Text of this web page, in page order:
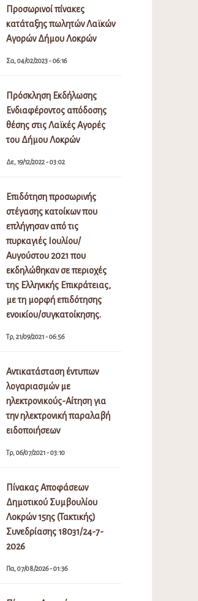
Προσωρινοί πίνακες
κατάταξης πωλητών Λαϊκών
Αγορών Δήμου Λοκρών
Σα, 04/02/2023 - 06:16
Πρόσκληση Εκδήλωσης
Ενδιαφέροντος απόδοσης
θέσης στις Λαϊκές Αγορές
του Δήμου Λοκρών
Δε, 19/12/2022 - 03:02
Επιδότηση προσωρινής
στέγασης κατοίκων που
επλήγησαν από τις
πυρκαγιές Ιουλίου/
Αυγούστου 2021 που
εκδηλώθηκαν σε περιοχές
της Ελληνικής Επικράτειας,
με τη μορφή επιδότησης
ενοικίου/συγκατοίκησης.
Τρ, 21/09/2021 - 06:56
Αντικατάσταση έντυπων
λογαριασμών με
ηλεκτρονικούς-Αίτηση για
την ηλεκτρονική παραλαβή
ειδοποιήσεων
Τρ, 06/07/2021 - 03:10
Πίνακας Αποφάσεων
Δημοτικού Συμβουλίου
Λοκρών 15ης (Τακτικής)
Συνεδρίασης 18031/24-7-
2026
Πα, 07/08/2026 - 01:36